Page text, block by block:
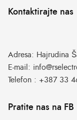
Kontaktirajte nas
Adresa: Hajrudina
E-mail:
Telefon : +387 33
Pratite nas na FB